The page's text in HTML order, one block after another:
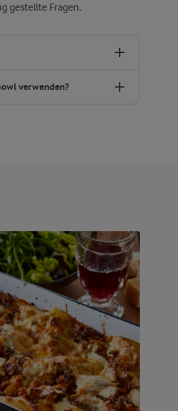
gestellte Fragen.
verwenden?